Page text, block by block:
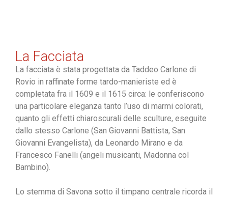
La Facciata
La facciata è stata progettata da Taddeo Carlone di
Rovio in raffinate forme tardo-manieriste ed è
completata fra il 1609 e il 1615 circa: le conferiscono
una particolare eleganza tanto l’uso di marmi colorati,
quanto gli effetti chiaroscurali delle sculture, eseguite
dallo stesso Carlone (San Giovanni Battista, San
Giovanni Evangelista), da Leonardo Mirano e da
Francesco Fanelli (angeli musicanti, Madonna col
Bambino).
Lo stemma di Savona sotto il timpano centrale ricorda il